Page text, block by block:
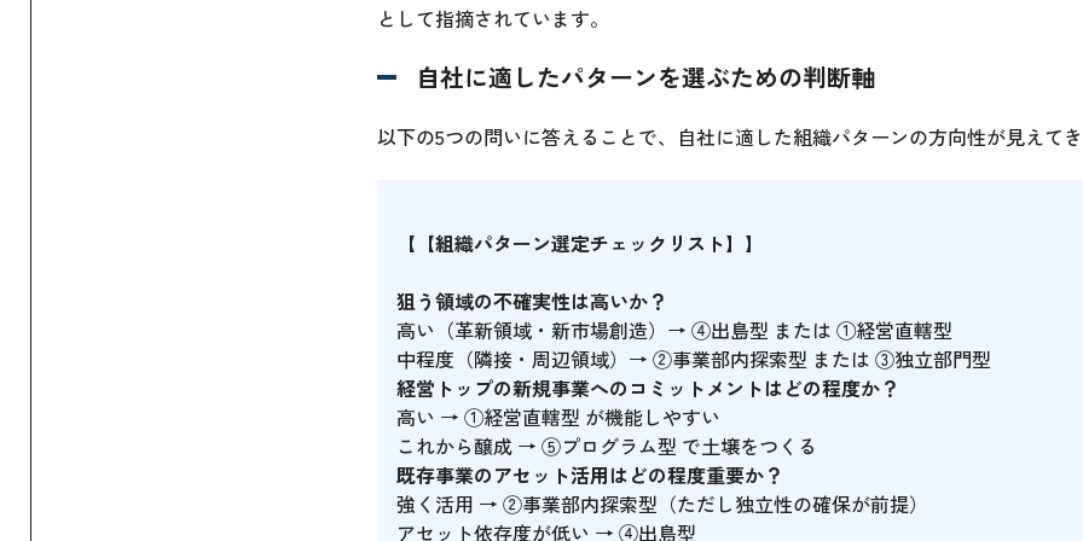
として指摘されています。
自社に適したパターンを選ぶための判断軸
以下の5つの問いに答えることで、自社に適した組織パターンの方向性が見えて
【【組織パターン選定チェックリスト】】
狙う領域の不確実性は高いか？
高い（革新領域・新市場創造）→ ④出島型 または ①経営直轄型
中程度（隣接・周辺領域）→ ②事業部内探索型 または ③独立部門型
経営トップの新規事業へのコミットメントはどの程度か？
高い → ①経営直轄型 が機能しやすい
これから醸成 → ⑤プログラム型 で土壌をつくる
既存事業のアセット活用はどの程度重要か？
強く活用 → ②事業部内探索型（ただし独立性の確保が前提）
アセット依存度が低い → ④出島型